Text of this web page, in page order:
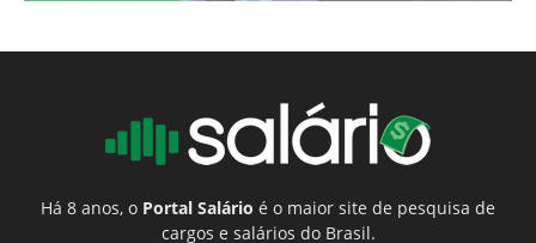
Há 8 anos, o Portal Salário é o maior site de pesquisa de
cargos e salários do Brasil.